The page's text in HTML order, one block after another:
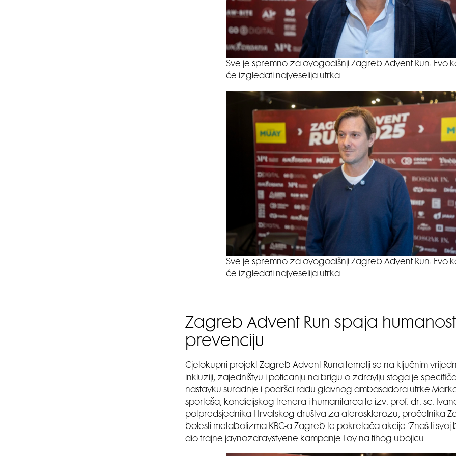
Sve je spremno za ovogodišnji Zagreb Advent Run: Evo
će izgledati najveselija utrka
Sve je spremno za ovogodišnji Zagreb Advent Run: Evo
će izgledati najveselija utrka
Zagreb Advent Run spaja
prevenciju
Cjelokupni projekt Zagreb Advent Runa temelji se na ključnim
inkluziji, zajedništvu i poticanju na brigu o zdravlju stoga je
nastavku suradnje i podršci radu glavnog ambasadora utrke
sportaša, kondicijskog trenera i humanitarca te izv. prof. dr. sc.
potpredsjednika Hrvatskog društva za aterosklerozu, pročelnika
bolesti metabolizma KBC-a Zagreb te pokretača akcije ‘Znaš li svoj
dio trajne javnozdravstvene kampanje Lov na tihog ubojicu.